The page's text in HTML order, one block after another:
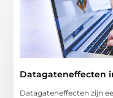
Datagateneffecten
Datagateneffecten zijn